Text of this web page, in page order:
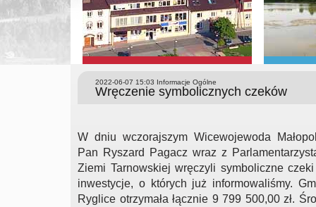
2022-06-07 15:03 Informacje Ogólne
Wręczenie symbolicznych czeków
W dniu wczorajszym Wicewojewoda
Pan Ryszard Pagacz wraz z
Ziemi Tarnowskiej wręczyli symboliczne
inwestycje, o których już informowaliśmy.
Ryglice otrzymała łącznie 9 799 500,00 zł.